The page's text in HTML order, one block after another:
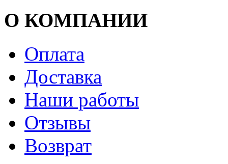
О КОМПАНИИ
Оплата
Доставка
Наши работы
Отзывы
Возврат